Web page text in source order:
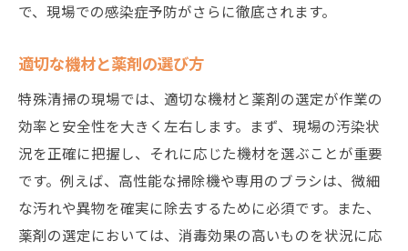
で、現場での感染症予防がさらに徹底されます。
適切な機材と薬剤の選び方
特殊清掃の現場では、適切な機材と薬剤の選定が作業の
効率と安全性を大きく左右します。まず、現場の汚染状
況を正確に把握し、それに応じた機材を選ぶことが重要
です。例えば、高性能な掃除機や専用のブラシは、微細
な汚れや異物を確実に除去するために必須です。また、
薬剤の選定においては、消毒効果の高いものを状況に応